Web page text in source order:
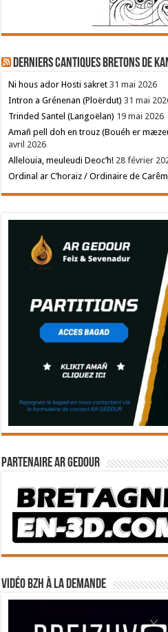
Derniers cantiques bretons de
Ni hous ador Hosti sakret 31 mai 2026
Intron a Grénenan (Ploërdut) 31 mai
Trinded Santel (Langoëlan) 19 mai 2026
Amañ pell doh en trouz (Bouéh er
avril 2026
Allelouia, meuleudi Deoc’h! 28 février
Ordinal ar C’horaiz / Ordinaire de
Partenaire Ar Gedour
Vidéo BZH à la demande